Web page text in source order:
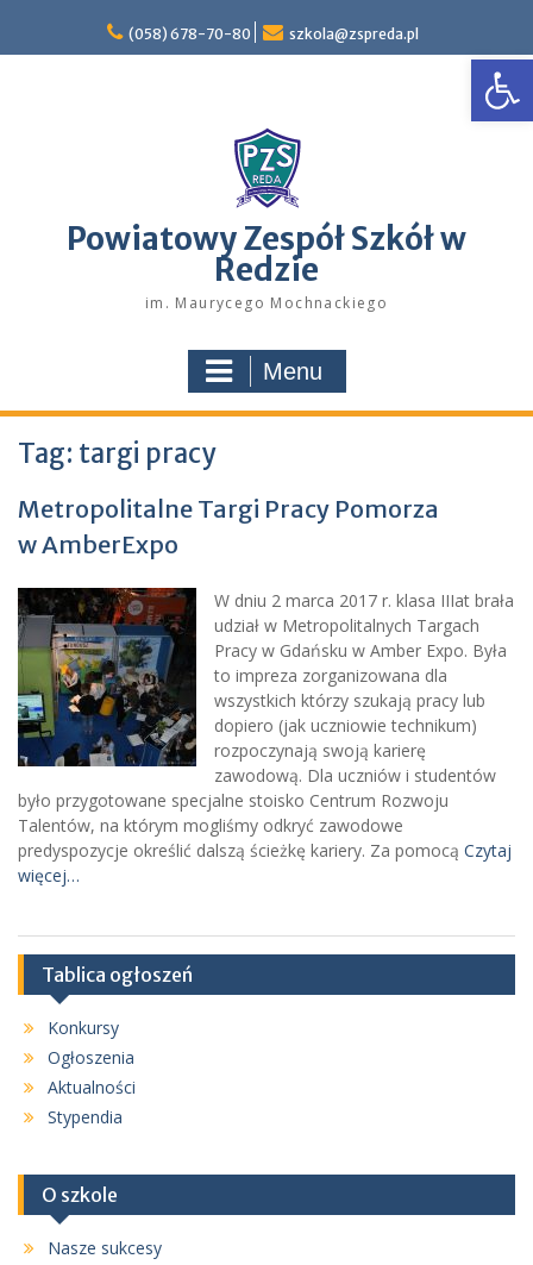
content
(058) 678-70-80 szkola@zspreda.pl
Powiatowy Zespół Szkół w
Redzie
im. Maurycego Mochnackiego
Menu
Tag: targi pracy
Metropolitalne Targi Pracy Pomorza
w AmberExpo
W dniu 2 marca 2017 r. klasa IIIat brała
udział w Metropolitalnych Targach
Pracy w Gdańsku w Amber Expo. Była
to impreza zorganizowana dla
wszystkich którzy szukają pracy lub
dopiero (jak uczniowie technikum)
rozpoczynają swoją karierę
zawodową. Dla uczniów i studentów
było przygotowane specjalne stoisko Centrum Rozwoju
Talentów, na którym mogliśmy odkryć zawodowe
predyspozycje określić dalszą ścieżkę kariery. Za pomocą Czytaj
więcej…
Tablica ogłoszeń
Konkursy
Ogłoszenia
Aktualności
Stypendia
O szkole
Nasze sukcesy